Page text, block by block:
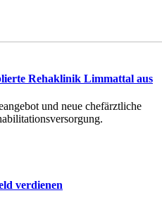
Rehaklinik Limmattal aus
und neue chefärztliche
verdienen